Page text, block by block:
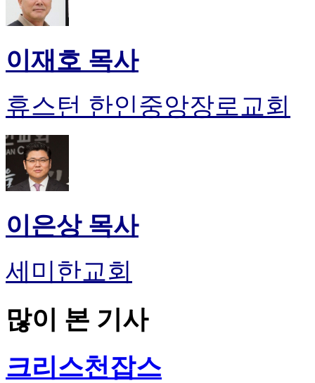
이재호 목사
휴스턴 한인중앙장로교회
이은상 목사
세미한교회
많이 본 기사
크리스천잡스